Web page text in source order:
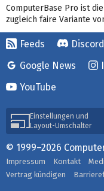
ComputerBase Pro ist
zugleich faire Variante
Feeds Discord
Google News
YouTube
Einstellungen und
Layout-Umschalter
© 1999–2026
Impressum Kontakt
Vertrag kündigen